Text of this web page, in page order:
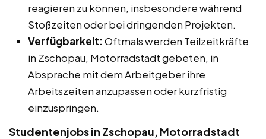
reagieren zu können, insbesondere während
Stoßzeiten oder bei dringenden Projekten.
Verfügbarkeit:Oftmals werden Teilzeitkräfte
in Zschopau, Motorradstadt gebeten, in
Absprache mit dem Arbeitgeber ihre
Arbeitszeiten anzupassen oder kurzfristig
einzuspringen.
Studentenjobs in Zschopau, Motorradstadt